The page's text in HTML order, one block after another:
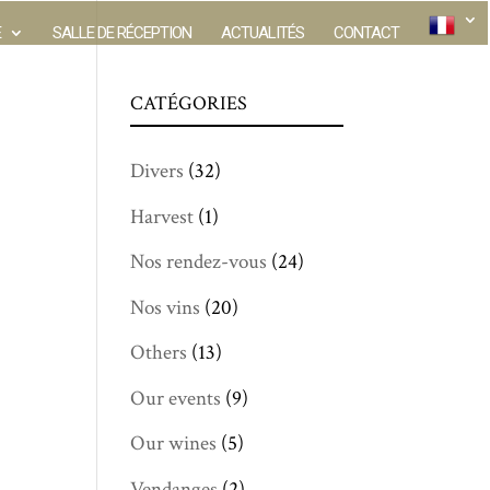
SALLE DE RÉCEPTION ACTUALITÉS CONTACT
CATÉGORIES
Divers (32)
Harvest (1)
Nos rendez-vous (24)
Nos vins (20)
Others (13)
Our events (9)
Our wines (5)